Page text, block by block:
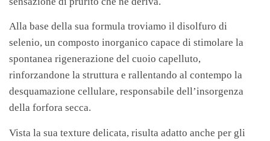
Alla base della sua formula troviamo il disolfuro di
selenio, un composto inorganico capace di stimolare la
spontanea rigenerazione del cuoio capelluto,
rinforzandone la struttura e rallentando al contempo la
desquamazione cellulare, responsabile dell’insorgenza
della forfora secca.
Vista la sua texture delicata, risulta adatto anche per gli